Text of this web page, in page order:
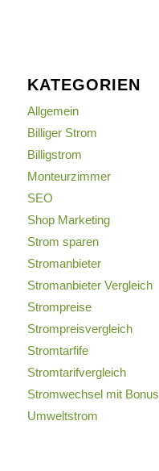
KATEGORIEN
Allgemein
Billiger Strom
Billigstrom
Monteurzimmer
SEO
Shop Marketing
Strom sparen
Stromanbieter
Stromanbieter Vergleich
Strompreise
Strompreisvergleich
Stromtarfife
Stromtarifvergleich
Stromwechsel mit Bonus
Umweltstrom